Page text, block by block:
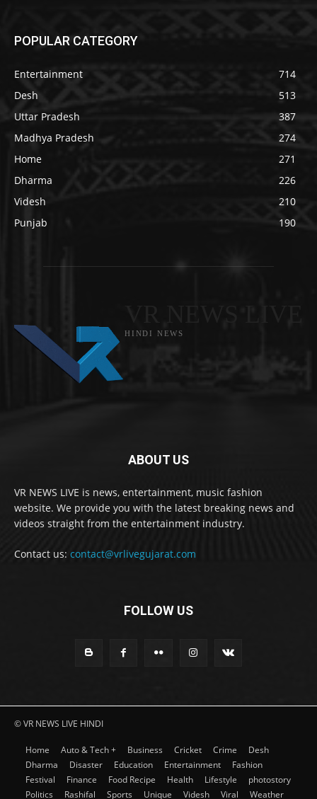
POPULAR CATEGORY
Entertainment
714
Desh
513
Uttar Pradesh
387
Madhya Pradesh
274
Home
271
Dharma
226
Videsh
210
Punjab
190
HINDI NEWS
ABOUT US
VR NEWS LIVE is news, entertainment, music fashion
website. We provide you with the latest breaking news and
videos straight from the entertainment industry.
Contact us: contact@vrlivegujarat.com
FOLLOW US
© VR NEWS LIVE HINDI
Home Auto & Tech + Business Cricket Crime
Desh
Dharma
Disaster Education Entertainment
Fashion
Festival
Finance Food Recipe Health Lifestyle
photostory
Politics
Rashifal Sports Unique Videsh Viral Weather